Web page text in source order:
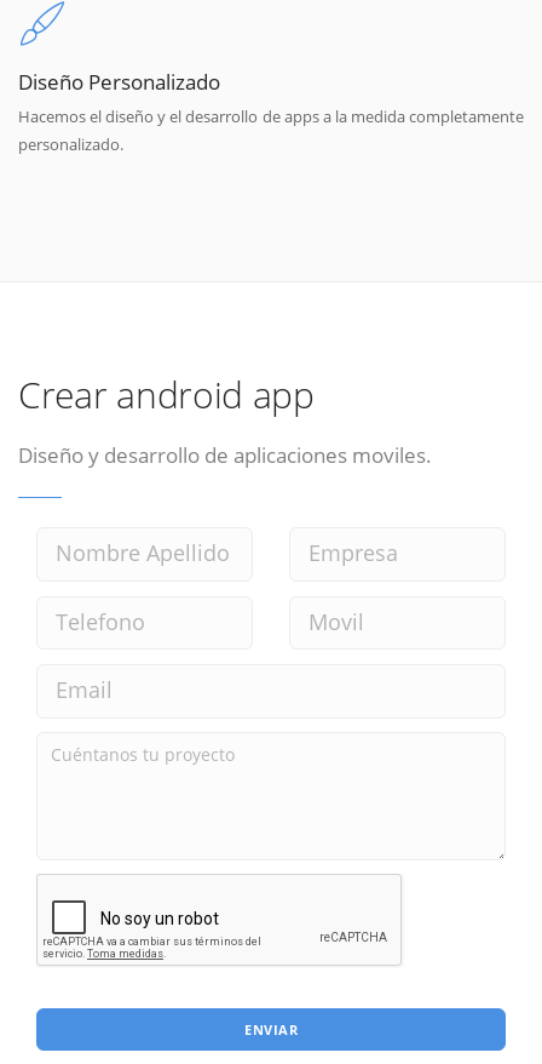
Diseño Personalizado
Hacemos el diseño y el desarrollo de apps a la medida completamente
personalizado.
Crear android app
Diseño y desarrollo de aplicaciones moviles.
ENVIAR